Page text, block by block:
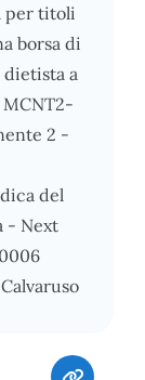
per titoli
borsa di
a
2 -
del
- Next